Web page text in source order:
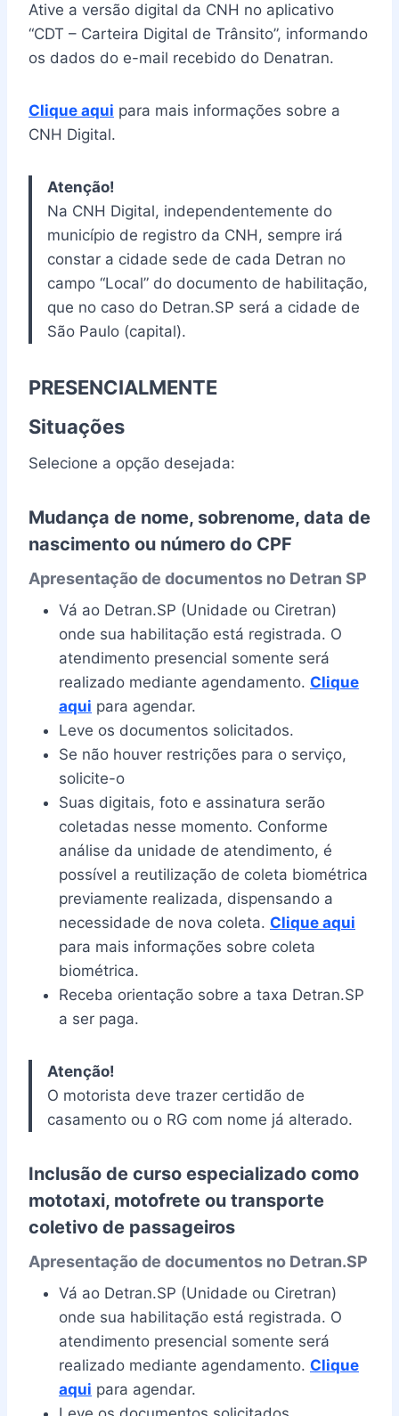
Ative a versão digital da CNH no aplicativo
“CDT – Carteira Digital de Trânsito”, informando
os dados do e-mail recebido do Denatran.
Clique aqui para mais informações sobre a
CNH Digital.
Atenção!
Na CNH Digital, independentemente do
município de registro da CNH, sempre irá
constar a cidade sede de cada Detran no
campo “Local” do documento de habilitação,
que no caso do Detran.SP será a cidade de
São Paulo (capital).
PRESENCIALMENTE
Situações
Selecione a opção desejada:
Mudança de nome, sobrenome, data de
nascimento ou número do CPF
Apresentação de documentos no Detran SP
Vá ao Detran.SP (Unidade ou Ciretran)
onde sua habilitação está registrada. O
atendimento presencial somente será
realizado mediante agendamento. Clique
aqui para agendar.
Leve os documentos solicitados.
Se não houver restrições para o serviço,
solicite-o
Suas digitais, foto e assinatura serão
coletadas nesse momento. Conforme
análise da unidade de atendimento, é
possível a reutilização de coleta biométrica
previamente realizada, dispensando a
necessidade de nova coleta. Clique aqui
para mais informações sobre coleta
biométrica.
Receba orientação sobre a taxa Detran.SP
a ser paga.
Atenção!
O motorista deve trazer certidão de
casamento ou o RG com nome já alterado.
Inclusão de curso especializado como
mototaxi, motofrete ou transporte
coletivo de passageiros
Apresentação de documentos no Detran.SP
Vá ao Detran.SP (Unidade ou Ciretran)
onde sua habilitação está registrada. O
atendimento presencial somente será
realizado mediante agendamento. Clique
aqui para agendar.